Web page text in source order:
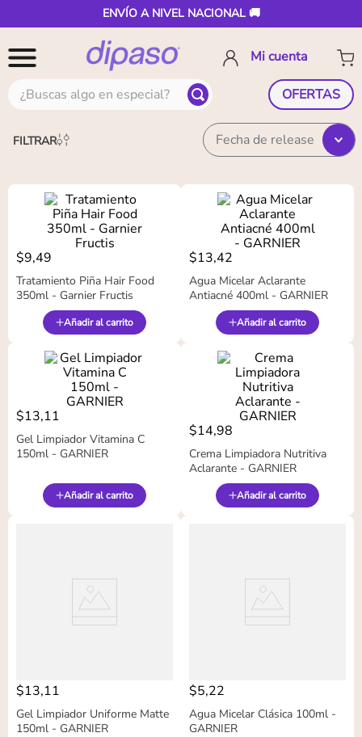
ENVÍO A NIVEL NACIONAL 🚚
¿Buscas algo en especial? OFERTAS
FILTRAR Fecha de release
$9,49
Tratamiento Piña Hair Food
350ml - Garnier Fructis
Añadir al carrito
$13,42
Agua Micelar Aclarante
Antiacné 400ml - GARNIER
Añadir al carrito
$13,11
Gel Limpiador Vitamina C
150ml - GARNIER
Añadir al carrito
$14,98
Crema Limpiadora Nutritiva
Aclarante - GARNIER
Añadir al carrito
$13,11
Gel Limpiador Uniforme Matte
150ml - GARNIER
$5,22
Agua Micelar Clásica 100ml -
GARNIER